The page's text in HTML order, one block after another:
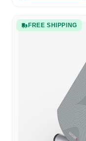
FREE SHIPPING